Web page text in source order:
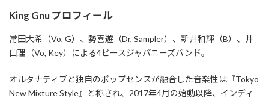
King Gnu プロフィール
常田大希（Vo, G）、勢喜遊（Dr, Sampler）、新井和輝（B）、井
口理（Vo, Key）による4ピースジャパニーズバンド。
オルタナティブと独自のポップセンスが融合した音楽性は『Tokyo
New Mixture Style』と称され、2017年4月の始動以降、インディ